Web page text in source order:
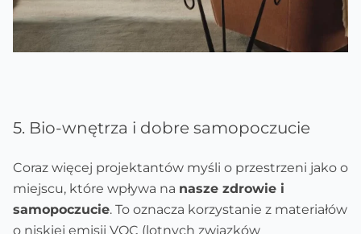
5. Bio-wnętrza i dobre samopoczucie
Coraz więcej projektantów myśli o przestrzeni jako o
miejscu, które wpływa na nasze zdrowie i
samopoczucie. To oznacza korzystanie z materiałów
o niskiej emisji VOC (lotnych związków